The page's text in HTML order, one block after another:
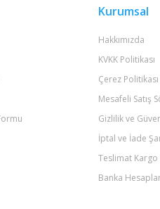
Kurumsal
Hakkımızda
KVKK Politikası
Çerez Politikası
Mesafeli Satış
Gizlilik ve
İptal ve İade
Teslimat Kargo
Banka